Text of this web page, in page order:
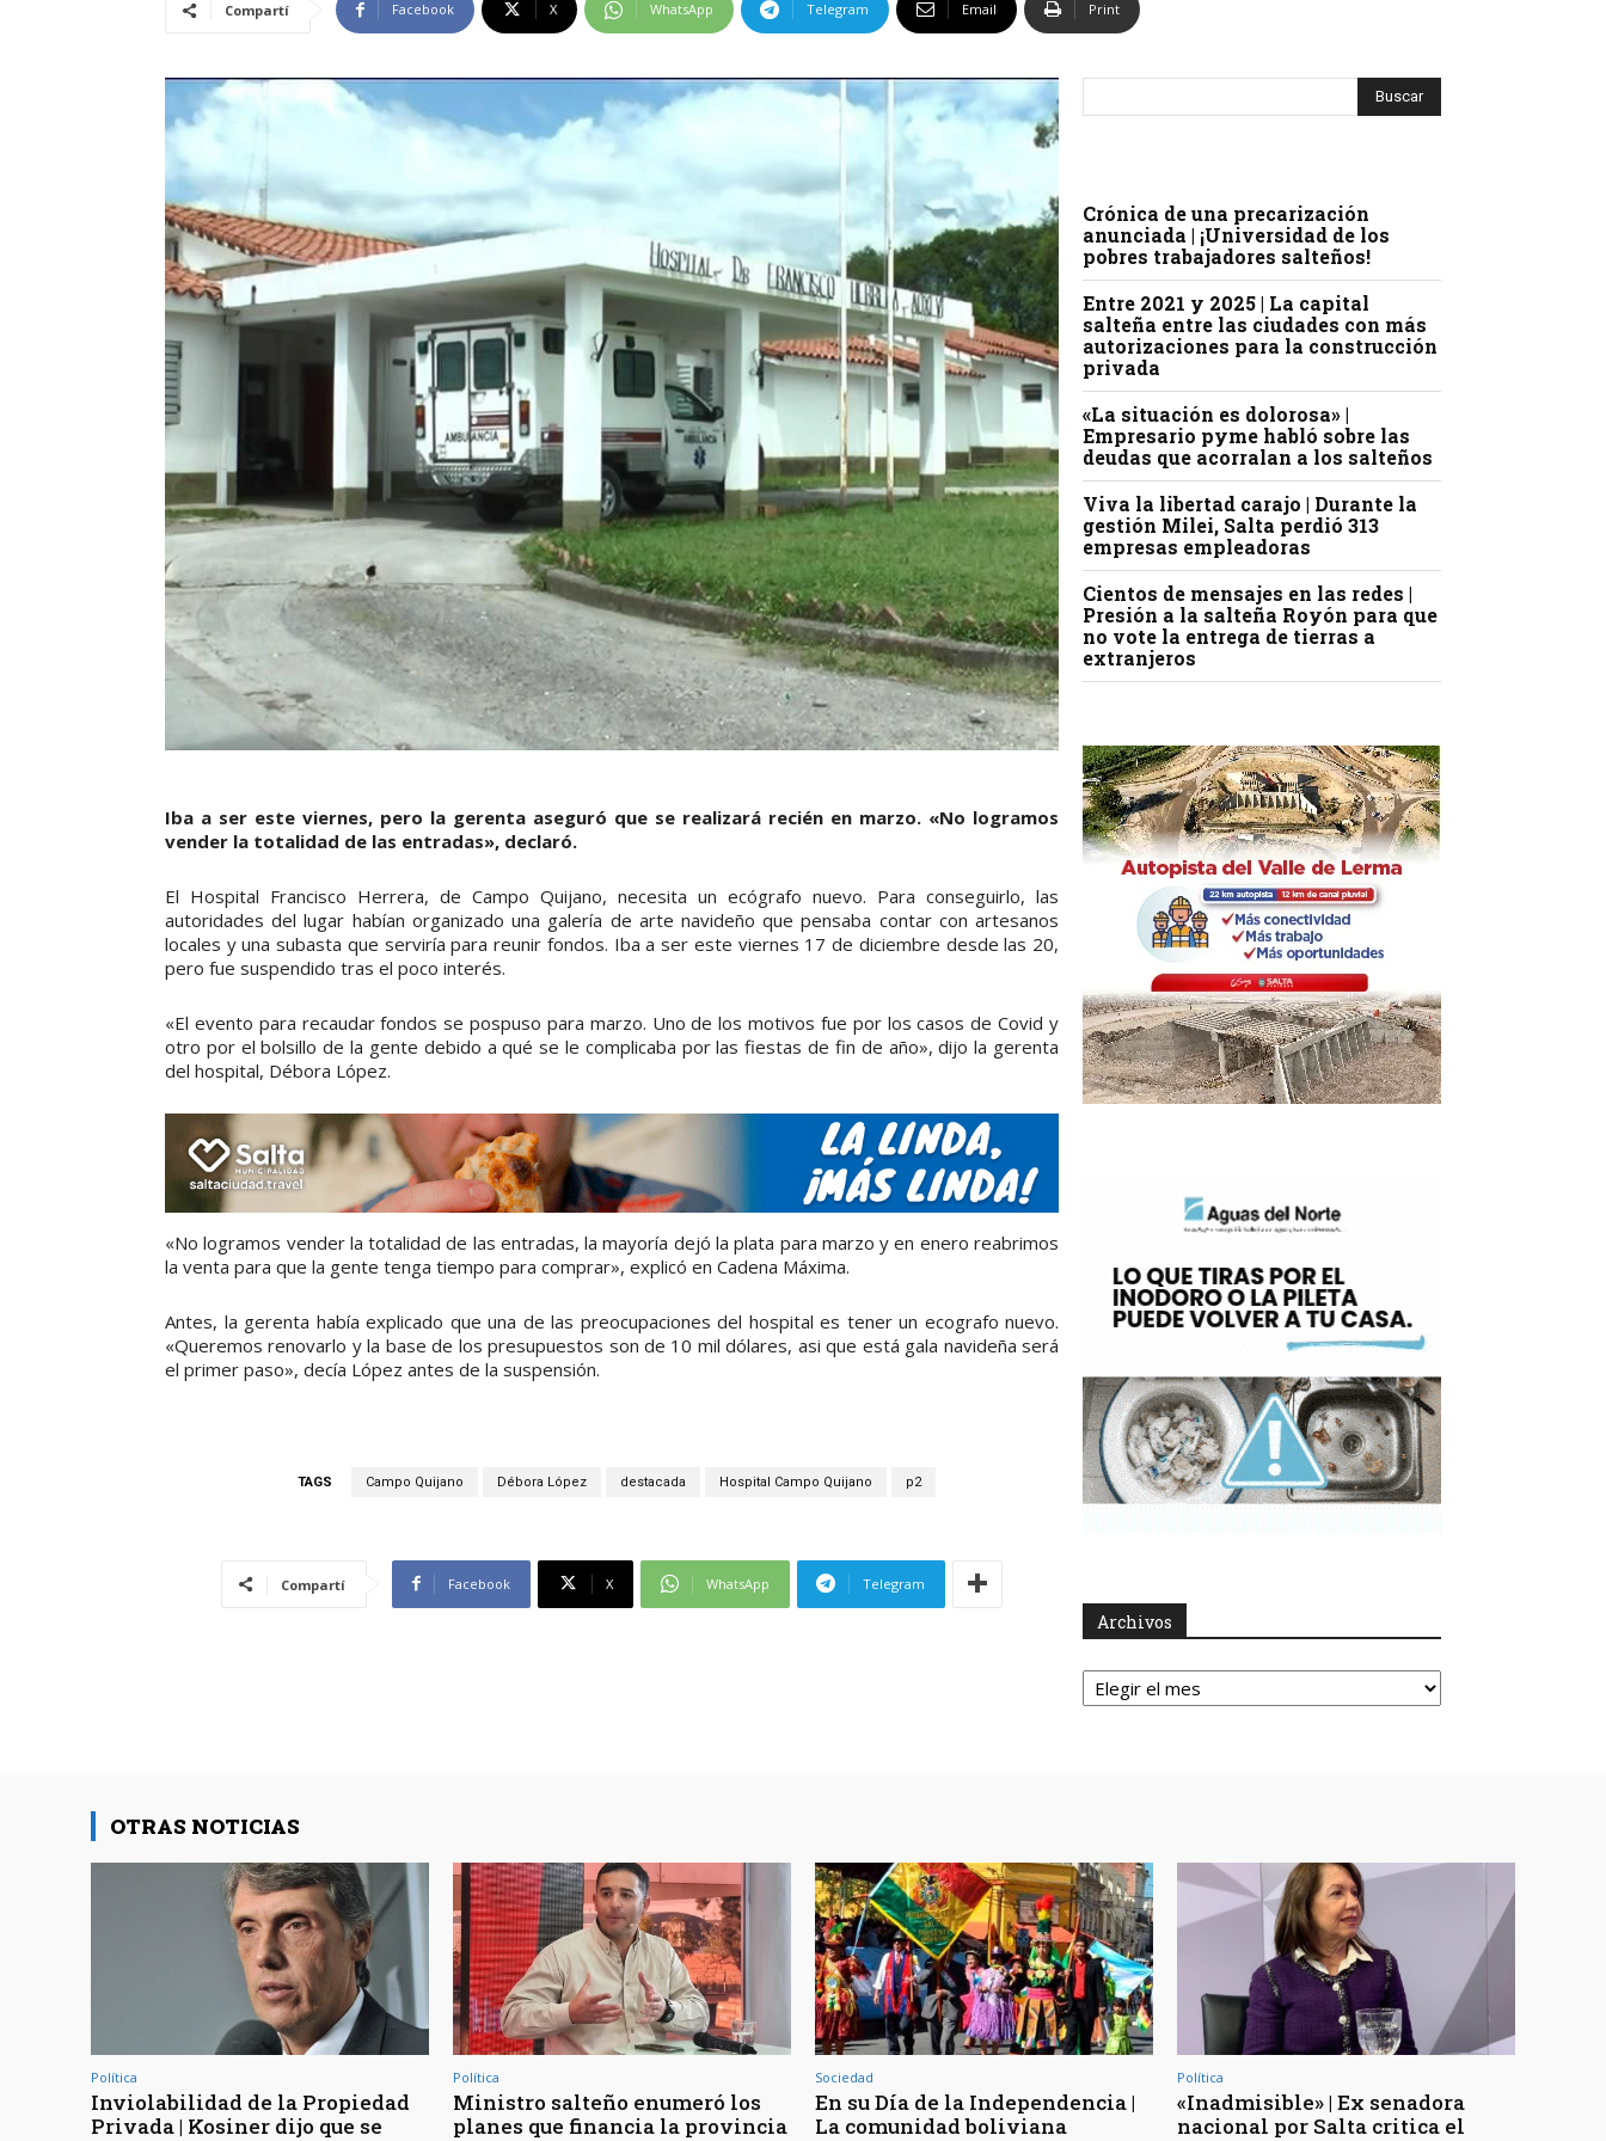
Compartí Facebook X WhatsApp Telegram Email Print
Iba a ser este viernes, pero la gerenta aseguró que se realizará recién en marzo. «No logramos
vender la totalidad de las entradas», declaró.
El Hospital Francisco Herrera, de Campo Quijano, necesita un ecógrafo nuevo. Para conseguirlo, las
autoridades del lugar habían organizado una galería de arte navideño que pensaba contar con artesanos
locales y una subasta que serviría para reunir fondos. Iba a ser este viernes 17 de diciembre desde las 20,
pero fue suspendido tras el poco interés.
«El evento para recaudar fondos se pospuso para marzo. Uno de los motivos fue por los casos de Covid y
otro por el bolsillo de la gente debido a qué se le complicaba por las fiestas de fin de año», dijo la gerenta
del hospital, Débora López.
«No logramos vender la totalidad de las entradas, la mayoría dejó la plata para marzo y en enero reabrimos
la venta para que la gente tenga tiempo para comprar», explicó en Cadena Máxima.
Antes, la gerenta había explicado que una de las preocupaciones del hospital es tener un ecografo nuevo.
«Queremos renovarlo y la base de los presupuestos son de 10 mil dólares, asi que está gala navideña será
el primer paso», decía López antes de la suspensión.
TAGS Campo Quijano Débora López destacada Hospital Campo Quijano p2
Compartí Facebook X WhatsApp Telegram
Crónica de una precarización
anunciada | ¡Universidad de los
pobres trabajadores salteños!
Entre 2021 y 2025 | La capital
salteña entre las ciudades con más
autorizaciones para la construcción
privada
«La situación es dolorosa» |
Empresario pyme habló sobre las
deudas que acorralan a los salteños
Viva la libertad carajo | Durante la
gestión Milei, Salta perdió 313
empresas empleadoras
Cientos de mensajes en las redes |
Presión a la salteña Royón para que
no vote la entrega de tierras a
extranjeros
Archivos
Archivos
OTRAS NOTICIAS
Política
Inviolabilidad de la Propiedad
Privada | Kosiner dijo que se
Política
Ministro salteño enumeró los
planes que financia la provincia
Sociedad
En su Día de la Independencia |
La comunidad boliviana
Política
«Inadmisible» | Ex senadora
nacional por Salta critica el